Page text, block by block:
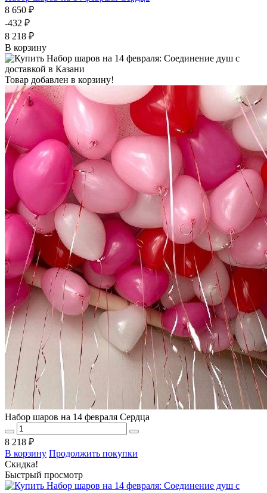
8 650 ₽
-432 ₽
8 218 ₽
В корзину
Товар добавлен в корзину!
Набор шаров на 14 февраля Сердца
8 218 ₽
В корзину Продолжить покупки
Скидка!
Быстрый просмотр